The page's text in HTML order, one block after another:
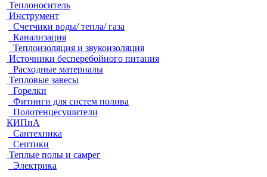
Теплоноситель
Инструмент
Счетчики воды/ тепла/ газа
Канализация
Теплоизоляция и звукоизоляция
Источники бесперебойного питания
Расходные материалы
Тепловые завесы
Горелки
Фитинги для систем полива
Полотенцесушители
КИПиА
Сантехника
Септики
Теплые полы и самрег
Электрика